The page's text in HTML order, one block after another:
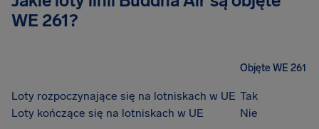
WE 261?
Objęte WE 261
Loty rozpoczynające się na lotniskach w UE Tak
Loty kończące się na lotniskach w UE
Nie